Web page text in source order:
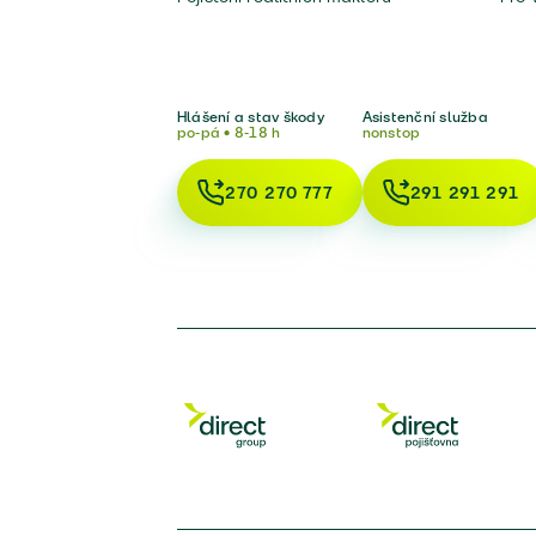
Hlášení a stav škody
po-pá • 8-18 h
270 270 777
Asistenční služba
nonstop
291 291 291